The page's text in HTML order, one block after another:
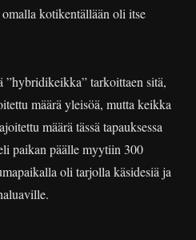
kotikentällään oli itse
”hybridikeikka” tarkoittaen sitä,
määrä yleisöä, mutta keikka
määrä tässä tapauksessa
paikan päälle myytiin 300
oli tarjolla käsidesiä ja